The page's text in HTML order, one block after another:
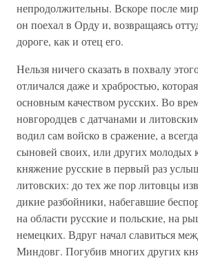
непродолжительны. Вскоре после
он поехал в Орду и, возвращаясь
дороге, как и отец его.
Нельзя ничего сказать в похвалу
отличался даже и храбростью,
основным качеством русских. Во
новгородцев с датчанами и
водил сам войско в сражение, а
сыновей своих, или других молодых
княжение русские в первый раз
литовских: до тех же пор литовцы
дикие разбойники, набегавшие
на области русские и польские, на
немецких. Вдруг начал славиться
Миндовг. Погубив многих других